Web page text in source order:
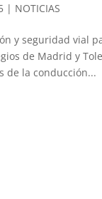
| NOTICIAS
y seguridad vial
de Madrid y
de la conducción...